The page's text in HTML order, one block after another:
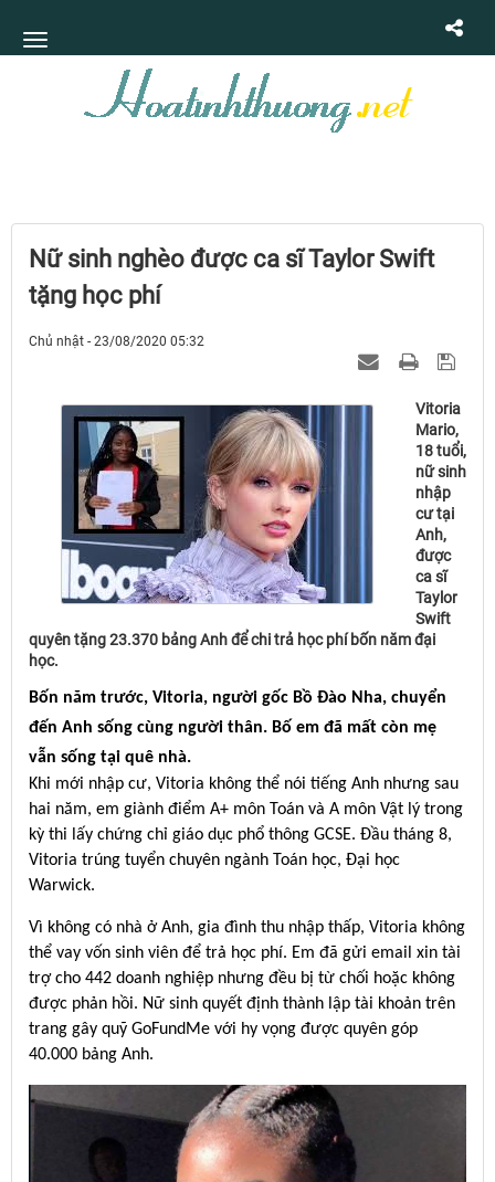
Nữ sinh nghèo được ca sĩ Taylor Swift
tặng học phí
Chủ nhật - 23/08/2020 05:32
Vitoria
Mario,
18 tuổi,
nữ sinh
nhập
cư tại
Anh,
được
ca sĩ
Taylor
Swift
quyên tặng 23.370 bảng Anh để chi trả học phí bốn năm đại
học.
Bốn năm trước, Vitoria, người gốc Bồ Đào Nha, chuyển
đến Anh sống cùng người thân. Bố em đã mất còn mẹ
vẫn sống tại quê nhà.
Khi mới nhập cư, Vitoria không thể nói tiếng Anh nhưng sau
hai năm, em giành điểm A+ môn Toán và A môn Vật lý trong
kỳ thi lấy chứng chỉ giáo dục phổ thông GCSE. Đầu tháng 8,
Vitoria trúng tuyển chuyên ngành Toán học, Đại học
Warwick.
Vì không có nhà ở Anh, gia đình thu nhập thấp, Vitoria không
thể vay vốn sinh viên để trả học phí. Em đã gửi email xin tài
trợ cho 442 doanh nghiệp nhưng đều bị từ chối hoặc không
được phản hồi. Nữ sinh quyết định thành lập tài khoản trên
trang gây quỹ GoFundMe với hy vọng được quyên góp
40.000 bảng Anh.